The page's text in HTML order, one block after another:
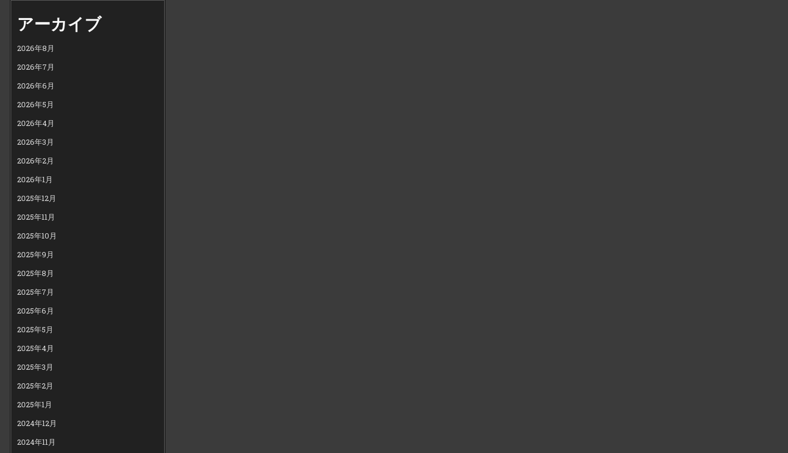
アーカイブ
2026年8月
2026年7月
2026年6月
2026年5月
2026年4月
2026年3月
2026年2月
2026年1月
2025年12月
2025年11月
2025年10月
2025年9月
2025年8月
2025年7月
2025年6月
2025年5月
2025年4月
2025年3月
2025年2月
2025年1月
2024年12月
2024年11月